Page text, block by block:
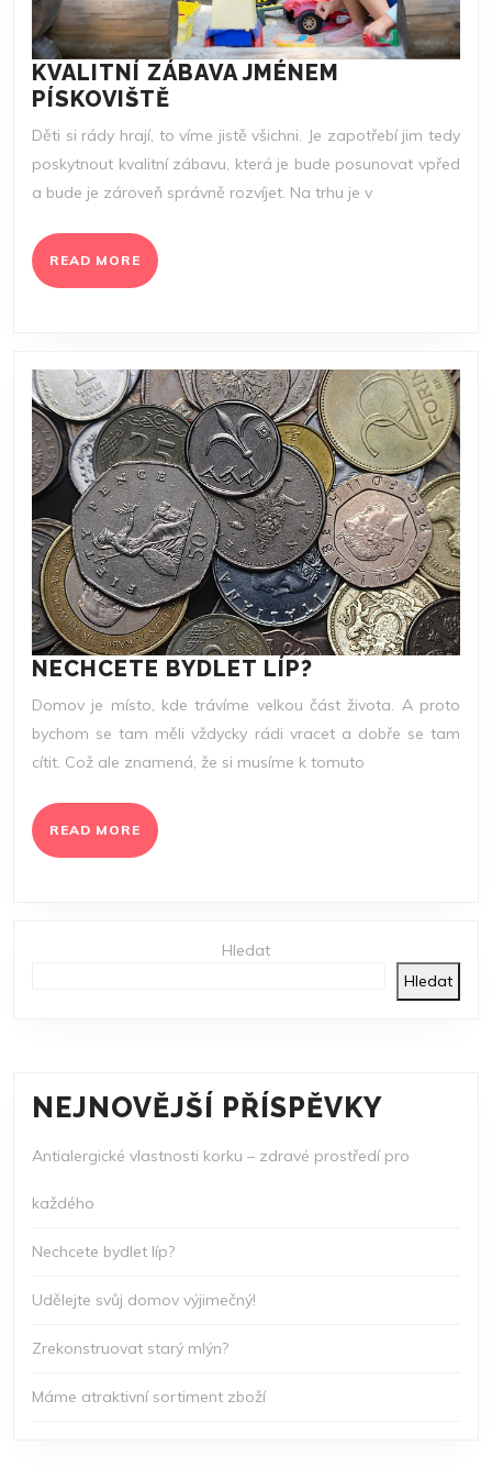
KVALITNÍ ZÁBAVA JMÉNEM
PÍSKOVIŠTĚ
ZÁBAVA
JMÉNEM
PÍSKOVIŠTĚ
Děti si rády hrají, to víme jistě všichni. Je zapotřebí jim tedy
poskytnout kvalitní zábavu, která je bude posunovat vpřed
a bude je zároveň správně rozvíjet. Na trhu je v
READ MORE READ
MORE
NECHCETE BYDLET LÍP?
BYDLET
Domov je místo, kde trávíme velkou část života. A proto
bychom se tam měli vždycky rádi vracet a dobře se tam
cítit. Což ale znamená, že si musíme k tomuto
READ MORE READ
MORE
Hledat
Hledat
NEJNOVĚJŠÍ PŘÍSPĚVKY
Antialergické vlastnosti korku – zdravé prostředí pro
každého
Nechcete bydlet líp?
Udělejte svůj domov výjimečný!
Zrekonstruovat starý mlýn?
Máme atraktivní sortiment zboží